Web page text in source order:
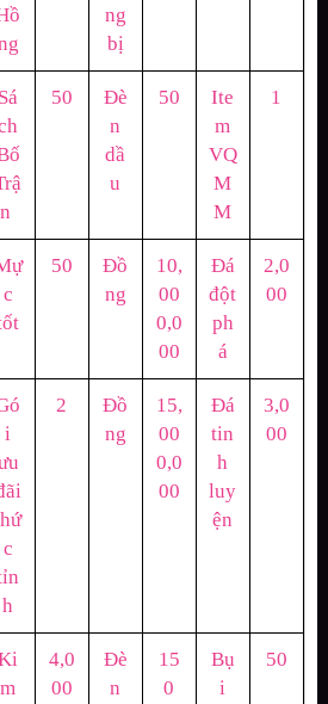
ng
bị
Sá
n
50
Đè
n
dầ
u
50
Ite
m
VQ
M
M
1
c
50
Đồ
ng
10,
00
0,0
00
Đá
đột
ph
á
2,0
00
i
c
h
2
Đồ
ng
15,
00
0,0
00
Đá
tin
h
luy
ện
3,0
00
m
4,0
00
Đè
n
15
0
Bụ
i
50